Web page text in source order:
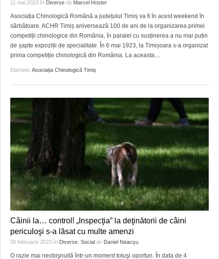
GRĂDINA TAICII DOMNULUI
ZIARISTU’ DE TERASĂ
CU OIŞTEA-N KIERKEGAARD
CRONICĂ DE FILM
UNDE MERGEM
FILME DOCUMENTARE
ACCIDENTE
ANUNŢURI
INFO SI UTILE
FILME DOCUMENTARE
CLIPURI VIDEO
JOCURI ONLINE
DIVERSE
FARMACII DIN TIMIŞOARA
HARTA TIMIŞOAREI
LICEE, ŞCOLI ŞI GRĂDINIŢE DIN TIMIŞ
11 mai 2023 în Diverse de Marcel Hoster
Asociația Chinologică Română a județului Timiș va fi în acest weekend în
sărbătoare. ACHR Timiș aniversează 100 de ani de la organizarea primei
competiții chinologice din România, în paralel cu susținerea a nu mai puțin
de șapte expoziții de specialitate. În 6 mai 1923, la Timișoara s-a organizat
prima competiție chinologică din România. La aceasta…
Etichete: Asociația Chinologică Timiș
Câinii la… control! „Inspecţia” la deţinătorii de câini
periculoşi s-a lăsat cu multe amenzi
05 februarie 2023 în Diverse Social de Daniel Neacșu
O razie mai neobişnuită într-un moment totuşi oportun. În data de 4